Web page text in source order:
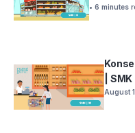
• 6 minutes
| SMK
August